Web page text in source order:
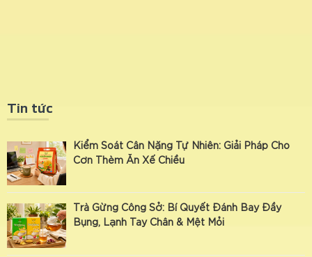
Tin tức
Kiểm Soát Cân Nặng Tự Nhiên: Giải Pháp Cho
Cơn Thèm Ăn Xế Chiều
Trà Gừng Công Sở: Bí Quyết Đánh Bay Đầy
Bụng, Lạnh Tay Chân & Mệt Mỏi